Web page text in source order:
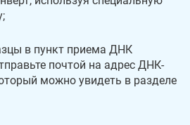
в пункт приема ДНК
почтой на адрес ДНК-
можно увидеть в разделе